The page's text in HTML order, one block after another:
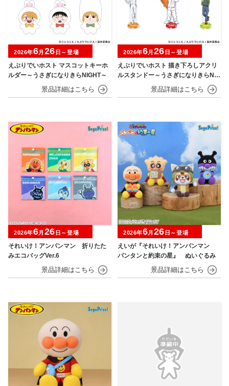
えぶりでいホスト マスコットキーホ
ルダー～うさぎになりきらNIGHT～
2026年6月 26 日～登場
えぶりでいホスト 描き下ろしアクリ
ルスタンドー～うさぎになりきらNIG
2026年6月 26 日～登場
それいけ！アンパンマン 折りたた
みエコバッグVer.6
2026年6月 26 日～登場
えいが『それいけ！アンパンマン
パンタンと約束の星』 ぬいぐるみ
2026年6月 26 日～登場